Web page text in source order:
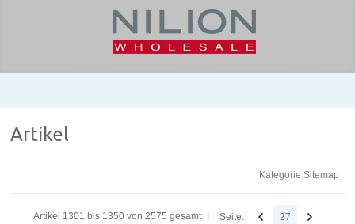
Artikel
Kategorie Sitemap
Artikel 1301 bis 1350 von 2575 gesamt Seite: 27